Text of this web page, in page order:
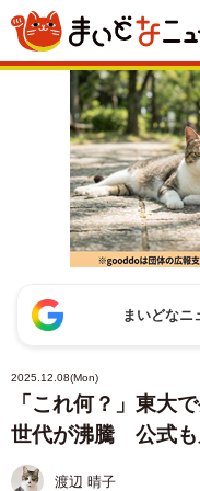
まいどな
2025.12.08(Mon)
「これ何？」東大
世代が沸騰 公式も
渡辺 晴子